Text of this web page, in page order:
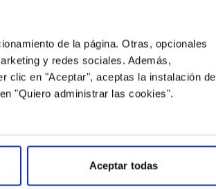
de la página. ​Otras, opcionales
y redes sociales. Además,
clic en "Aceptar", aceptas la instalación de
"Quiero administrar las cookies".
Aceptar todas